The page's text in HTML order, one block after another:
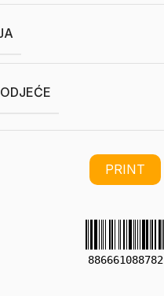
PRINT
886661088782